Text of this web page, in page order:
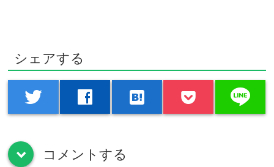
シェアする
twitter facebook hatenabookmark line
down コメントする